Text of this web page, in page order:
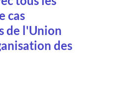
cas
de l'Union
des